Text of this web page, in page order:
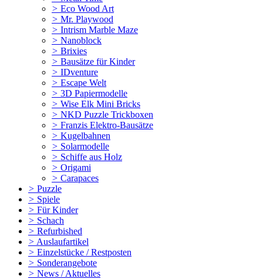
> Eco Wood Art
> Mr. Playwood
> Intrism Marble Maze
> Nanoblock
> Brixies
> Bausätze für Kinder
> IDventure
> Escape Welt
> 3D Papiermodelle
> Wise Elk Mini Bricks
> NKD Puzzle Trickboxen
> Franzis Elektro-Bausätze
> Kugelbahnen
> Solarmodelle
> Schiffe aus Holz
> Origami
> Carapaces
> Puzzle
> Spiele
> Für Kinder
> Schach
> Refurbished
> Auslaufartikel
> Einzelstücke / Restposten
> Sonderangebote
> News / Aktuelles